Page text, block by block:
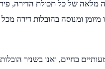
מלאה של כל תכולת הדירה,
ומנוסה בהובלות דירה מכל
בחיים, ואנו בשניר